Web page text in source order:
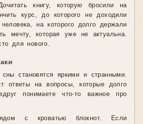
книгу, которую бросили на
курс, до которого не доходили
на которого долго держали
мечту, которая уже не актуальна.
для нового.
становятся яркими и странными.
ответы на вопросы, которые долго
понимаете что-то важное про
с кроватью блокнот. Если